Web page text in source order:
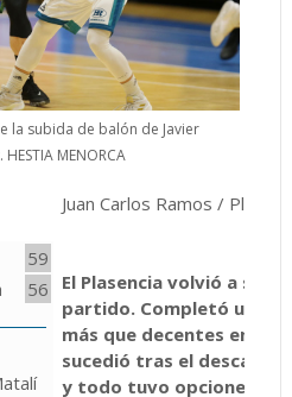
la subida de balón de Javier
MENORCA
59
56
Juan Carlos Ramos /
El Plasencia volvió a ser
partido. Completó unos
más que decentes en
sucedió tras el
y todo tuvo opciones